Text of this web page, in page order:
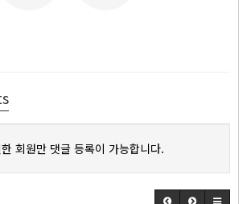
회원만 댓글 등록이 가능합니다.